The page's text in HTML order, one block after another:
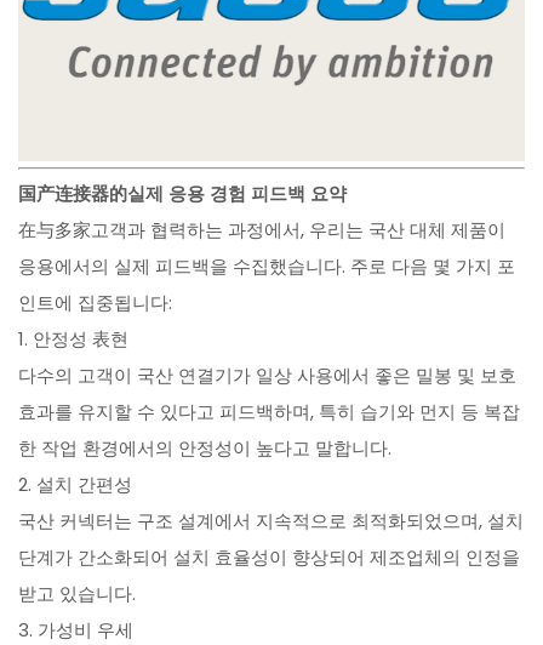
国产连接器的실제 응용 경험 피드백 요약
在与多家고객과 협력하는 과정에서, 우리는 국산 대체 제품이
응용에서의 실제 피드백을 수집했습니다. 주로 다음 몇 가지 포
인트에 집중됩니다:
1. 안정성 表현
다수의 고객이 국산 연결기가 일상 사용에서 좋은 밀봉 및 보호
효과를 유지할 수 있다고 피드백하며, 특히 습기와 먼지 등 복잡
한 작업 환경에서의 안정성이 높다고 말합니다.
2. 설치 간편성
국산 커넥터는 구조 설계에서 지속적으로 최적화되었으며, 설치
단계가 간소화되어 설치 효율성이 향상되어 제조업체의 인정을
받고 있습니다.
3. 가성비 우세